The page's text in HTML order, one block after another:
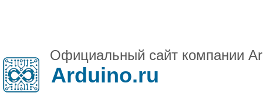
Официальный сайт компании
Arduino.ru